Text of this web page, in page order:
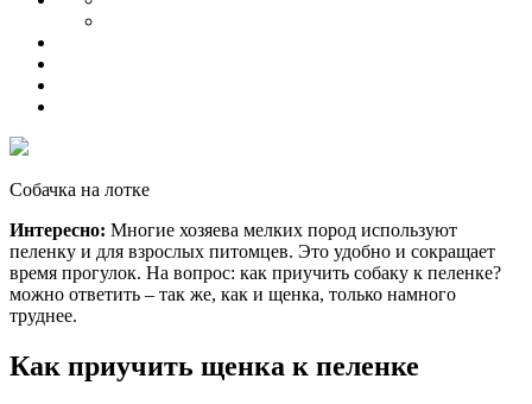
Собачка на лотке
Интересно: Многие хозяева мелких пород используют
пеленку и для взрослых питомцев. Это удобно и сокращает
время прогулок. На вопрос: как приучить собаку к пеленке?
можно ответить – так же, как и щенка, только намного
труднее.
Как приучить щенка к пеленке